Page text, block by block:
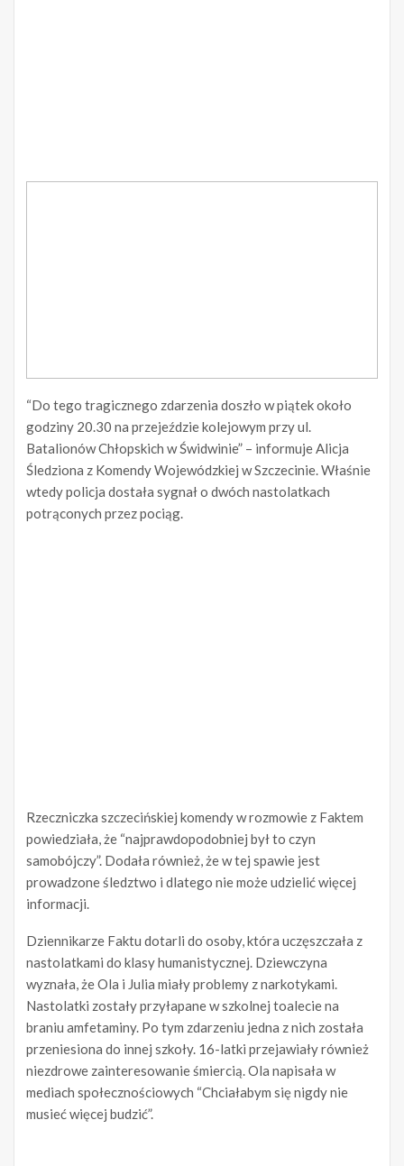
“Do tego tragicznego zdarzenia doszło w piątek około
godziny 20.30 na przejeździe kolejowym przy ul.
Batalionów Chłopskich w Świdwinie” – informuje Alicja
Śledziona z Komendy Wojewódzkiej w Szczecinie. Właśnie
wtedy policja dostała sygnał o dwóch nastolatkach
potrąconych przez pociąg.
Rzeczniczka szczecińskiej komendy w rozmowie z Faktem
powiedziała, że “najprawdopodobniej był to czyn
samobójczy”. Dodała również, że w tej spawie jest
prowadzone śledztwo i dlatego nie może udzielić więcej
informacji.
Dziennikarze Faktu dotarli do osoby, która uczęszczała z
nastolatkami do klasy humanistycznej. Dziewczyna
wyznała, że Ola i Julia miały problemy z narkotykami.
Nastolatki zostały przyłapane w szkolnej toalecie na
braniu amfetaminy. Po tym zdarzeniu jedna z nich została
przeniesiona do innej szkoły. 16-latki przejawiały również
niezdrowe zainteresowanie śmiercią. Ola napisała w
mediach społecznościowych “Chciałabym się nigdy nie
musieć więcej budzić”.